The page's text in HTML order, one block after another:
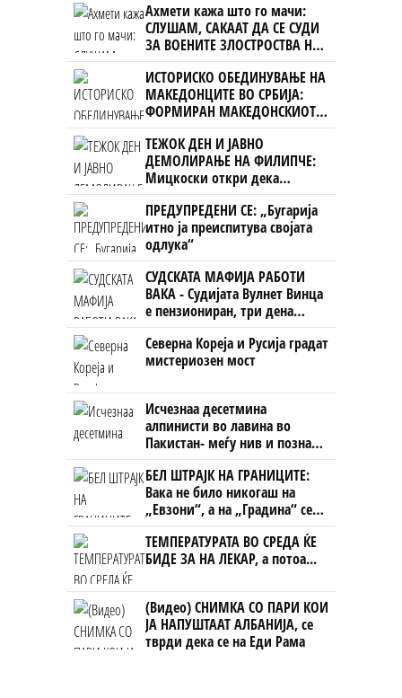
Ахмети кажа што го мачи:
СЛУШАМ, САКААТ ДА СЕ СУДИ
ЗА ВОЕНИТЕ ЗЛОСТРОСТВА НА
УЧК...
ИСТОРИСКО ОБЕДИНУВАЊЕ НА
МАКЕДОНЦИТЕ ВО СРБИЈА:
ФОРМИРАН МАКЕДОНСКИОТ
НАЦИОНАЛЕН СОЈУЗ
ТЕЖОК ДЕН И ЈАВНО
ДЕМОЛИРАЊЕ НА ФИЛИПЧЕ:
Мицкоски откри дека
човекот појма нема од
ништо, освен за кеш
ПРЕДУПРЕДЕНИ СЕ: „Бугарија
итно ја преиспитува својата
одлука“
СУДСКАТА МАФИЈА РАБОТИ
ВАКА - Судијата Вулнет Винца
е пензиониран, три дена
откако му го врати пасошот
на бизнисменот Марковски
Северна Кореја и Русија градат
мистериозен мост
Исчезнаа десетмина
алпинисти во лавина во
Пакистан- меѓу нив и познат
Непалец
БЕЛ ШТРАЈК НА ГРАНИЦИТЕ:
Вака не било никогаш на
„Евзони“, а на „Градина“ се
чека и пет часа
ТЕМПЕРАТУРАТА ВО СРЕДА ЌЕ
БИДЕ ЗА НА ЛЕКАР, а потоа...
(Видео) СНИМКА СО ПАРИ КОИ
ЈА НАПУШТААТ АЛБАНИЈА, се
тврди дека се на Еди Рама